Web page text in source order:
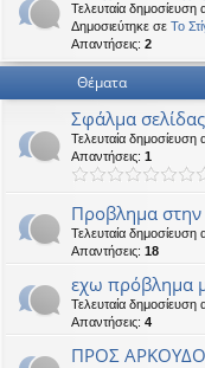
εις
Τελευταία δημοσίευση
Δημοσιεύτηκε σε Το
Απαντήσεις: 2
Θέματα
Σφάλμα σελίδας
Τελευταία δημοσίευση
Απαντήσεις: 1
Προβλημα στην
Τελευταία δημοσίευση
Απαντήσεις: 18
εχω πρόβλημα
Τελευταία δημοσίευση
Απαντήσεις: 4
ΠΡΟΣ